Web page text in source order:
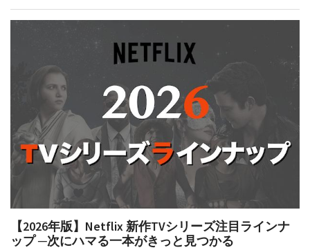
【2026年版】Netflix 新作TVシリーズ注目ラインナ
ップ ─次にハマる一本がきっと見つかる